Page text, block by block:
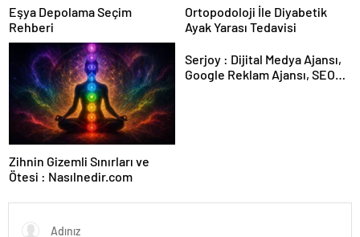
Eşya Depolama Seçim
Rehberi
Ortopodoloji İle Diyabetik
Ayak Yarası Tedavisi
Zihnin Gizemli Sınırları ve
Ötesi : Nasılnedir.com
Serjoy : Dijital Medya Ajansı,
Google Reklam Ajansı, SEO